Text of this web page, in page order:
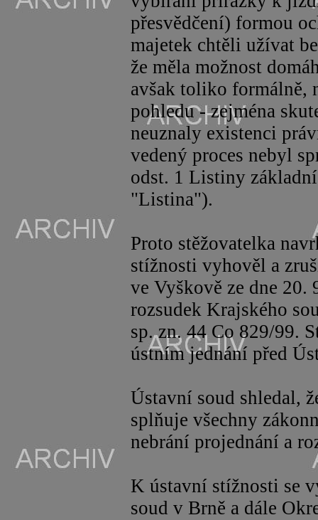
přesvědčení) formou
majetek chtěli užívat
že měla možnost
avšak toliko formálně,
pohledu - zejména
neuznaly existenci
vedený proces nebyl
odst. 1 Listiny
"Listina").
Proto stěžovatelka
stížnosti vyhověl a
ve Vyškově ze dne 20.
rozsudek Krajského
sp. zn. 44 Co 829/99.
ústním jednání před
Ústavní soud shledal,
splňuje všechny
nebrání projednání a
K ústavní stížnosti se
soud v Brně a dále